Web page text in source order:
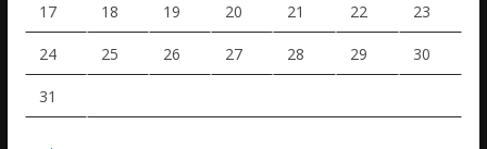
17 18 19 20 21 22 23
24 25 26 27 28 29 30
31